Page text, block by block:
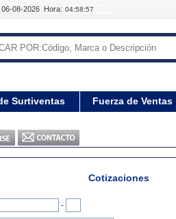
06-08-2026 Hora:
Surtiventas Fuerza de Ventas
Cotizaciones
-